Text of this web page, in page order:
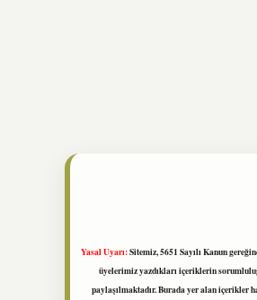
Yasal Uyarı:Sitemiz, 5651 Sayılı Kanun
üyelerimiz yazdıkları içeriklerin
paylaşılmaktadır. Burada yer alan içerikler